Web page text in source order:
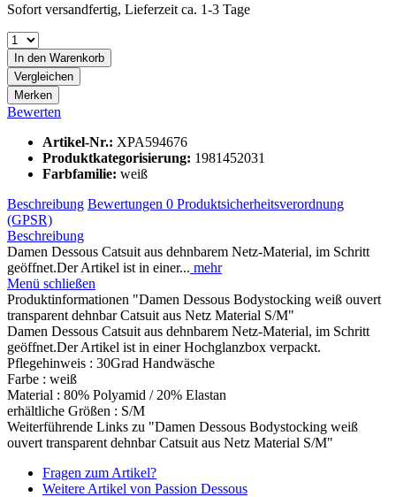
Sofort versandfertig, Lieferzeit ca. 1-3 Tage
In den Warenkorb
Vergleichen
Merken
Bewerten
Artikel-Nr.: XPA594676
Produktkategorisierung: 1981452031
Farbfamilie: weiß
Beschreibung Bewertungen 0 Produktsicherheitsverordnung
(GPSR)
Beschreibung
Damen Dessous Catsuit aus dehnbarem Netz-Material, im Schritt
geöffnet.Der Artikel ist in einer... mehr
Menü schließen
Produktinformationen "Damen Dessous Bodystocking weiß ouvert
transparent dehnbar Catsuit aus Netz Material S/M"
Damen Dessous Catsuit aus dehnbarem Netz-Material, im Schritt
geöffnet.Der Artikel ist in einer Hochglanzbox verpackt.
Pflegehinweis : 30Grad Handwäsche
Farbe : weiß
Material : 80% Polyamid / 20% Elastan
erhältliche Größen : S/M
Weiterführende Links zu "Damen Dessous Bodystocking weiß
ouvert transparent dehnbar Catsuit aus Netz Material S/M"
Fragen zum Artikel?
Weitere Artikel von Passion Dessous